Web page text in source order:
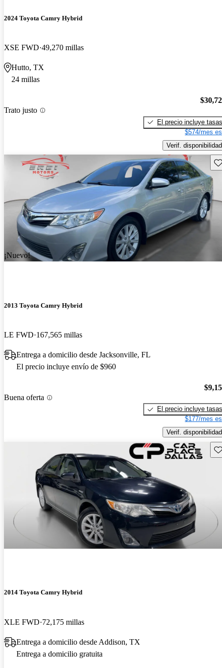
2024 Toyota Camry Hybrid
XSE FWD 49,270 millas
Hutto, TX
24 millas
Trato justo
El precio incluye tasas
$574/mes
Verif. disponibilidad
¡Nuevo!
2013 Toyota Camry Hybrid
LE FWD 167,565 millas
Entrega a domicilio desde Jacksonville, FL
El precio incluye envío de $960
Buena oferta
El precio incluye tasas
$177/mes
Verif. disponibilidad
2014 Toyota Camry Hybrid
XLE FWD 72,175 millas
Entrega a domicilio desde Addison, TX
Entrega a domicilio gratuita